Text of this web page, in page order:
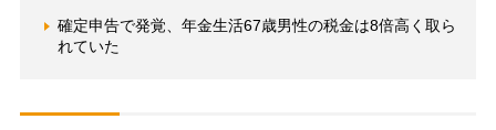
確定申告で発覚、年金生活67歳男性の税金は8倍高く取ら
れていた